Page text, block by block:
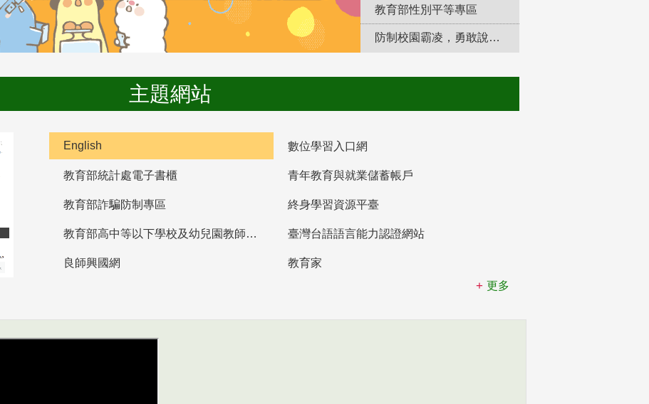
教育部性別平等專區
防制校園霸凌，勇敢說出來！
主題網站
English 數位學習入口網
教育部統計處電子書櫃 青年教育與就業儲蓄帳戶
教育部詐騙防制專區 終身學習資源平臺
教育部高中等以下學校及幼兒園教師資格檢定考試 臺灣台語語言能力認證網站
良師興國網
教育家
更多